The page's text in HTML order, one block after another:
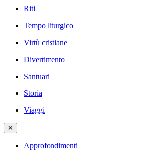
Riti
Tempo liturgico
Virtù cristiane
Divertimento
Santuari
Storia
Viaggi
✕
Approfondimenti